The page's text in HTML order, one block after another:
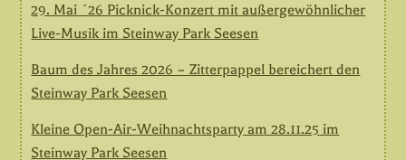
29. Mai ´26 Picknick-Konzert mit außergewöhnlicher
Live-Musik im Steinway Park Seesen
Baum des Jahres 2026 – Zitterpappel bereichert den
Steinway Park Seesen
Kleine Open-Air-Weihnachtsparty am 28.11.25 im
Steinway Park Seesen